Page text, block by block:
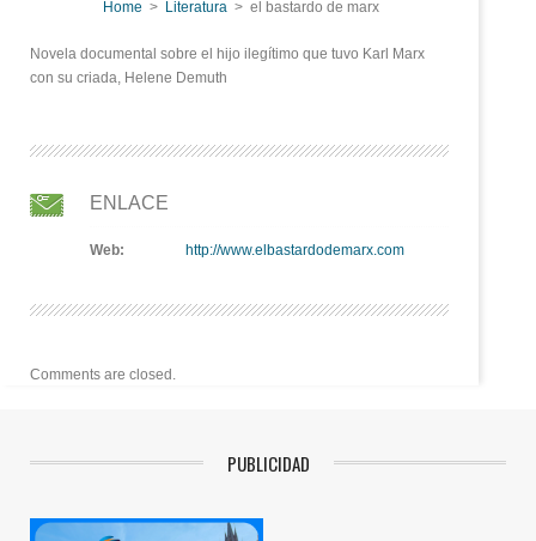
Home > Literatura > el bastardo de marx
Novela documental sobre el hijo ilegítimo que tuvo Karl Marx
con su criada, Helene Demuth
ENLACE
Web: http://www.elbastardodemarx.com
Comments are closed.
PUBLICIDAD